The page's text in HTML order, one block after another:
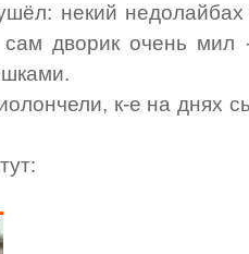
некий
дворик очень мил -
к-е на днях